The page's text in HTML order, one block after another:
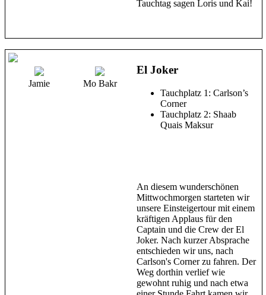
Tauchtag sagen Loris und Kai!
Jamie Mo Bakr
El Joker
Tauchplatz 1: Carlson’s
Corner
Tauchplatz 2: Shaab
Quais Maksur
An diesem wunderschönen
Mittwochmorgen starteten wir
unsere Einsteigertour mit einem
kräftigen Applaus für den
Captain und die Crew der El
Joker. Nach kurzer Absprache
entschieden wir uns, nach
Carlson's Corner zu fahren. Der
Weg dorthin verlief wie
gewohnt ruhig und nach etwa